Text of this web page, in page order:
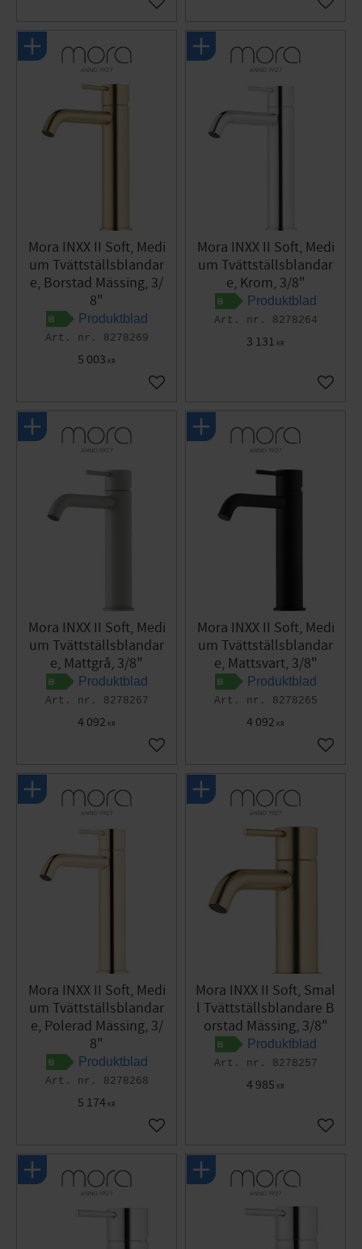
Lägg till i favoriter Lägg
Mora INXX II Soft, Medi
um Tvättställsblandar
e, Borstad Mässing, 3/
8"
Produktblad
8278269
5 003 KR
Lägg till i favoriter
Mora INXX II Soft, Medi
um Tvättställsblandar
e, Krom, 3/8"
Produktblad
8278264
3 131 KR
Lägg
Mora INXX II Soft, Medi
um Tvättställsblandar
e, Mattgrå, 3/8"
Produktblad
8278267
4 092 KR
Lägg till i favoriter
Mora INXX II Soft, Medi
um Tvättställsblandar
e, Mattsvart, 3/8"
Produktblad
8278265
4 092 KR
Lägg
Mora INXX II Soft, Medi
um Tvättställsblandar
e, Polerad Mässing, 3/
8"
Produktblad
8278268
5 174 KR
Lägg till i favoriter
Mora INXX II Soft, Smal
l Tvättställsblandare B
orstad Mässing, 3/8"
Produktblad
8278257
4 985 KR
Lägg